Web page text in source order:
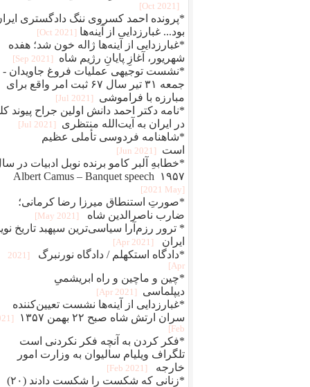
[2021 Oct]
*پرونده احمد کسروی ننگ دادگستری
بود... غبارزدایی از آینه‌ها [2021 Oct]
*غبارزدایی از آینه‌ها ژاله خون شد؛ هفده
شهریور، آغازِ پایانِ رژیم شاه
[2021 Sep]
*نشست توجیهی عملیات فروغ جاویدان -
جمعه ۳۱ تیر سال ۶۷ ثبت امر واقع برای
مبارزه با فراموشی
[2021 Jul]
*نامه دکتر احمد دانش اولین جراح پیوند
در ایران به آیت‌الله منتظری
[2021 Jul]
*شاهنامه فردوسی تأملی عظیم
است
[2021 Jun]
*خطابهِ آلبر کامو برنده نوبل ادبیات در
۱۹۵۷ Albert Camus – Banquet speech
[2021 May]
*صورتِ استنطاق میرزا رضا کرمانی؛
ضارب ناصرالدین شاه
[2021 May]
* ترور رزم‌آرا سیاسی‌ترین سپهبد تاریخ
ایران
[2021 Apr]
*دادگاه استکهلم / دادگاه نورنبرگ
[2021
Apr]
*چین و ماچین و راه ابريشمیِ
ديپلماسی
[2021 Apr]
*غبارزدایی از آینه‌ها نشست تعیین‌کننده
سران ارتش شاه صبح ۲۲ بهمن ۱۳۵۷
Feb]
*فکر کردن به آنچه فکر نکردنی است
تلگراف ویلیام سالیوان به وزارت امور
خارجه
[2021 Feb]
*زنانی که شکست را شکست دادند (۲۰)